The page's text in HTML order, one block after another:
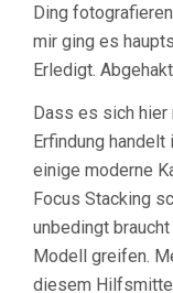
Ding
mir ging es
Erledigt.
Dass es sich hier
Erfindung
einige moderne
Focus Stacking
unbedingt
Modell greifen.
diesem